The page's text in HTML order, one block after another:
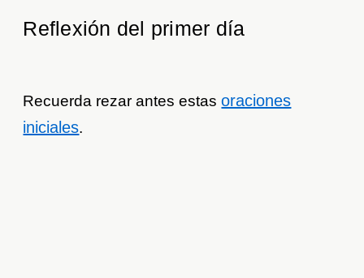
Reflexión del primer día
Recuerda rezar antes estasoraciones
iniciales.